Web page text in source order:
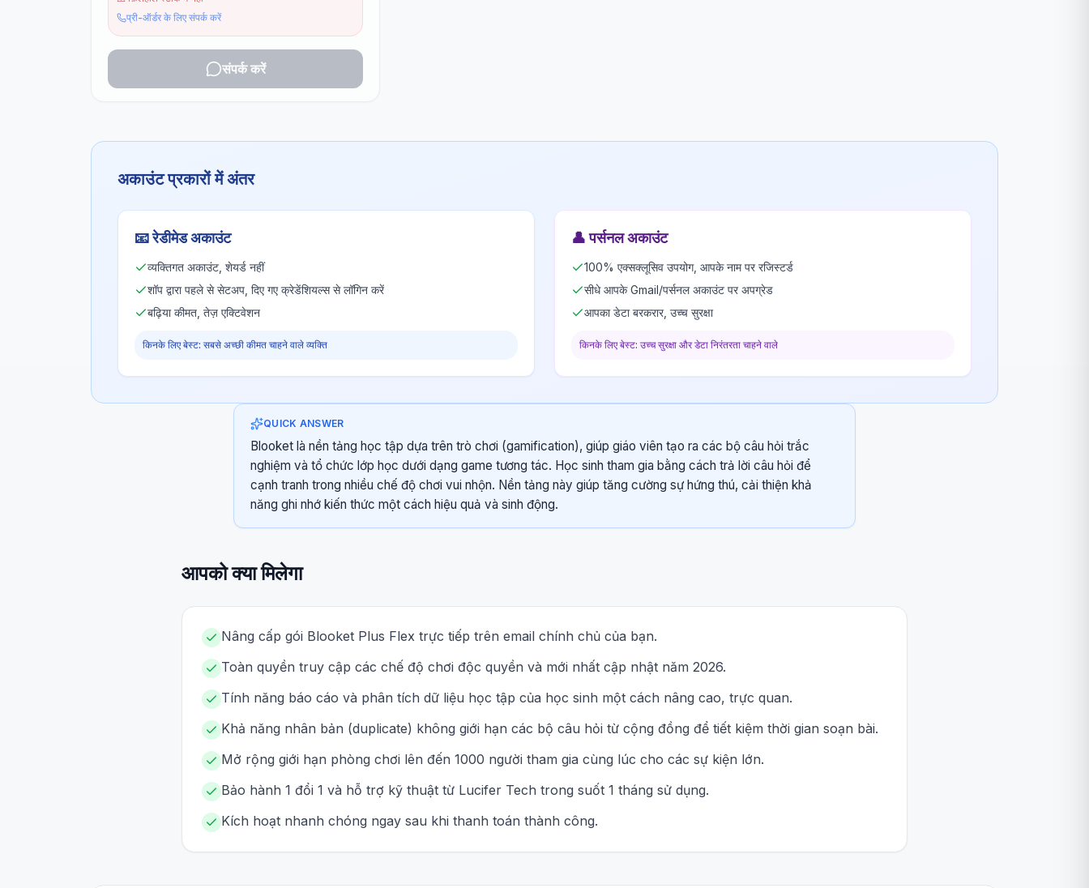
प्री-ऑर्डर के लिए संपर्क करें
संपर्क करें
अकाउंट प्रकारों में अंतर
📧रेडीमेड अकाउंट
व्यक्तिगत अकाउंट, शेयर्ड नहीं
शॉप द्वारा पहले से सेटअप, दिए गए क्रेडेंशियल्स से लॉगिन करें
बढ़िया कीमत, तेज़ एक्टिवेशन
किनके लिए बेस्ट: सबसे अच्छी कीमत चाहने वाले व्यक्ति
👤पर्सनल अकाउंट
100% एक्सक्लूसिव उपयोग, आपके नाम पर रजिस्टर्ड
सीधे आपके Gmail/पर्सनल अकाउंट पर अपग्रेड
आपका डेटा बरकरार, उच्च सुरक्षा
किनके लिए बेस्ट: उच्च सुरक्षा और डेटा निरंतरता चाहने वाले
QUICK ANSWER
Blooket là nền tảng học tập dựa trên trò chơi (gamification), giúp giáo viên tạo ra các bộ câu hỏi trắc
nghiệm và tổ chức lớp học dưới dạng game tương tác. Học sinh tham gia bằng cách trả lời câu hỏi để
cạnh tranh trong nhiều chế độ chơi vui nhộn. Nền tảng này giúp tăng cường sự hứng thú, cải thiện khả
năng ghi nhớ kiến thức một cách hiệu quả và sinh động.
आपको क्या मिलेगा
Nâng cấp gói Blooket Plus Flex trực tiếp trên email chính chủ của bạn.
Toàn quyền truy cập các chế độ chơi độc quyền và mới nhất cập nhật năm 2026.
Tính năng báo cáo và phân tích dữ liệu học tập của học sinh một cách nâng cao, trực quan.
Khả năng nhân bản (duplicate) không giới hạn các bộ câu hỏi từ cộng đồng để tiết kiệm thời gian soạn bài.
Mở rộng giới hạn phòng chơi lên đến 1000 người tham gia cùng lúc cho các sự kiện lớn.
Bảo hành 1 đổi 1 và hỗ trợ kỹ thuật từ Lucifer Tech trong suốt 1 tháng sử dụng.
Kích hoạt nhanh chóng ngay sau khi thanh toán thành công.